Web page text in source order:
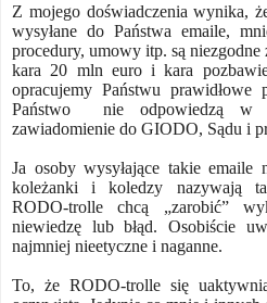
Z mojego doświadczenia wynika,
wysyłane do Państwa emaile,
procedury, umowy itp. są
kara 20 mln euro i kara
opracujemy Państwu
Państwo
nie odpowiedzą w
zawiadomienie do GIODO, Sądu i
Ja osoby wysyłające takie
koleżanki i koledzy nazywają
RODO-trolle chcą „zarobić”
niewiedzę lub błąd. Osobiście
najmniej nieetyczne i naganne.
To, że RODO-trolle się